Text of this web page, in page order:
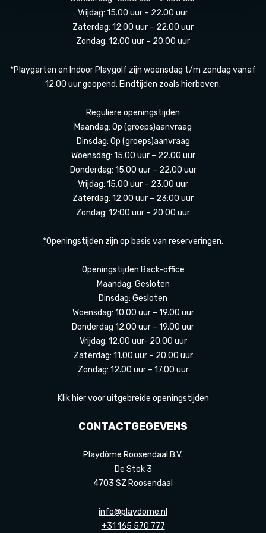
Vrijdag: 15.00 uur – 22.00 uur
Zaterdag: 12:00 uur – 22:00 uur
Zondag: 12:00 uur – 20:00 uur
*Playgarten en Indoor Playgolf zijn woensdag t/m zondag vanaf
12.00 uur geopend. Eindtijden zoals hierboven.
Reguliere openingstijden
Maandag: Op (groeps)aanvraag
Dinsdag: Op (groeps)aanvraag
Woensdag: 15.00 uur – 22.00 uur
Donderdag: 15.00 uur – 22.00 uur
Vrijdag: 15.00 uur – 23.00 uur
Zaterdag: 12:00 uur – 23:00 uur
Zondag: 12:00 uur – 20:00 uur
*Openingstijden zijn op basis van reserveringen.
Openingstijden Back-office
Maandag: Gesloten
Dinsdag: Gesloten
Woensdag: 10.00 uur – 19.00 uur
Donderdag 12.00 uur – 19.00 uur
Vrijdag: 12.00 uur- 20.00 uur
Zaterdag: 11.00 uur – 20.00 uur
Zondag: 12.00 uur – 17.00 uur
Klik hier voor uitgebreide openingstijden
CONTACTGEGEVENS
Playdôme Roosendaal B.V.
De Stok 3
4703 SZ Roosendaal
info@playdome.nl
+31 165 570 777